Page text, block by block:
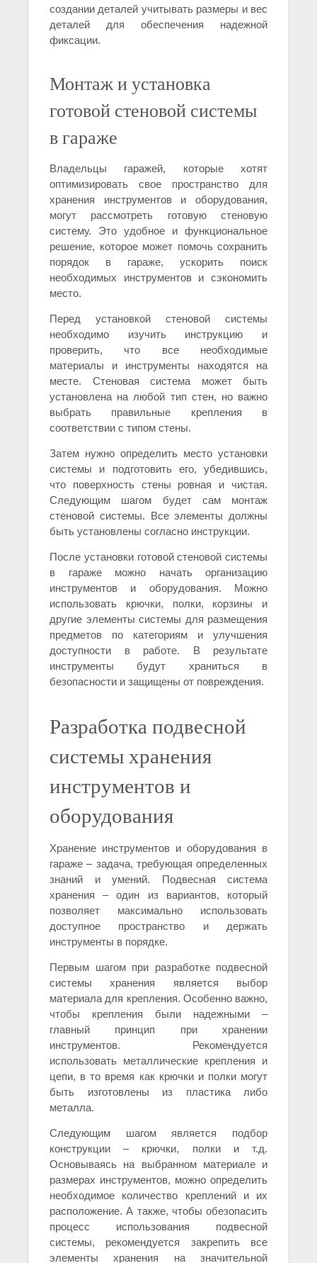
создании деталей учитывать размеры и вес
деталей для обеспечения надежной
фиксации.
Монтаж и установка
готовой стеновой системы
в гараже
Владельцы гаражей, которые хотят
оптимизировать свое пространство для
хранения инструментов и оборудования,
могут рассмотреть готовую стеновую
систему. Это удобное и функциональное
решение, которое может помочь сохранить
порядок в гараже, ускорить поиск
необходимых инструментов и сэкономить
место.
Перед установкой стеновой системы
необходимо изучить инструкцию и
проверить, что все необходимые
материалы и инструменты находятся на
месте. Стеновая система может быть
установлена на любой тип стен, но важно
выбрать правильные крепления в
соответствии с типом стены.
Затем нужно определить место установки
системы и подготовить его, убедившись,
что поверхность стены ровная и чистая.
Следующим шагом будет сам монтаж
стеновой системы. Все элементы должны
быть установлены согласно инструкции.
После установки готовой стеновой системы
в гараже можно начать организацию
инструментов и оборудования. Можно
использовать крючки, полки, корзины и
другие элементы системы для размещения
предметов по категориям и улучшения
доступности в работе. В результате
инструменты будут храниться в
безопасности и защищены от повреждения.
Разработка подвесной
системы хранения
инструментов и
оборудования
Хранение инструментов и оборудования в
гараже – задача, требующая определенных
знаний и умений. Подвесная система
хранения – один из вариантов, который
позволяет максимально использовать
доступное пространство и держать
инструменты в порядке.
Первым шагом при разработке подвесной
системы хранения является выбор
материала для крепления. Особенно важно,
чтобы крепления были надежными –
главный принцип при хранении
инструментов. Рекомендуется
использовать металлические крепления и
цепи, в то время как крючки и полки могут
быть изготовлены из пластика либо
металла.
Следующим шагом является подбор
конструкции – крючки, полки и т.д.
Основываясь на выбранном материале и
размерах инструментов, можно определить
необходимое количество креплений и их
расположение. А также, чтобы обезопасить
процесс использования подвесной
системы, рекомендуется закрепить все
элементы хранения на значительной